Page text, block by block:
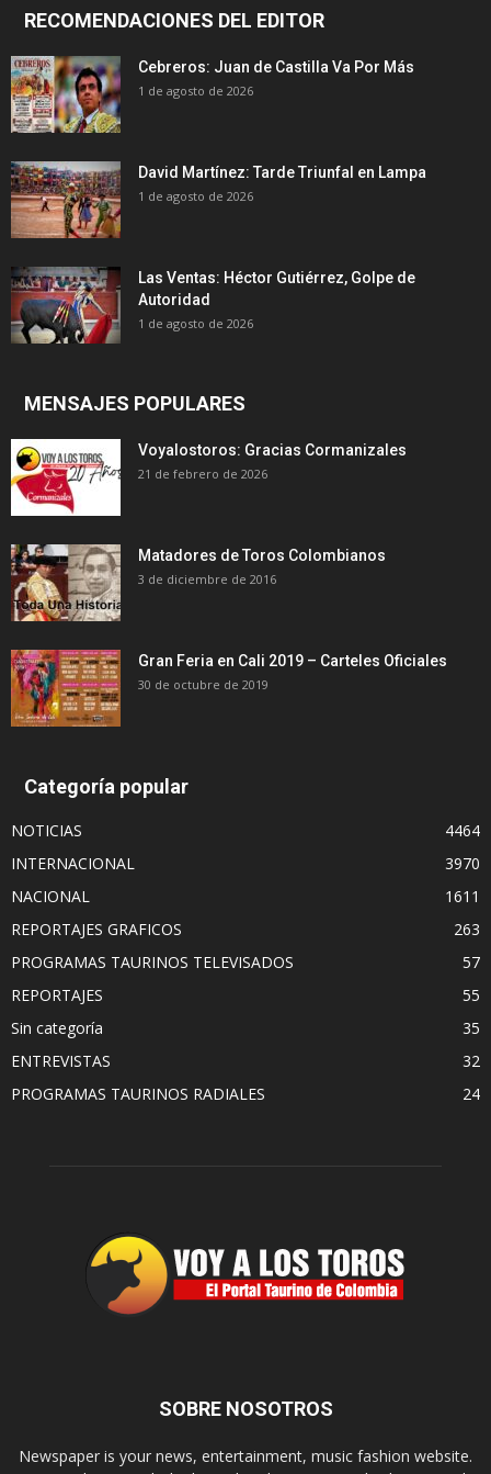
RECOMENDACIONES DEL EDITOR
Cebreros: Juan de Castilla Va Por Más
1 de agosto de 2026
David Martínez: Tarde Triunfal en Lampa
1 de agosto de 2026
Las Ventas: Héctor Gutiérrez, Golpe de
Autoridad
1 de agosto de 2026
MENSAJES POPULARES
Voyalostoros: Gracias Cormanizales
21 de febrero de 2026
Matadores de Toros Colombianos
3 de diciembre de 2016
Gran Feria en Cali 2019 – Carteles Oficiales
30 de octubre de 2019
Categoría popular
NOTICIAS
4464
INTERNACIONAL
3970
NACIONAL
1611
REPORTAJES GRAFICOS
263
PROGRAMAS TAURINOS TELEVISADOS
57
REPORTAJES
55
Sin categoría
35
ENTREVISTAS
32
PROGRAMAS TAURINOS RADIALES
24
SOBRE NOSOTROS
Newspaper is your news, entertainment, music fashion website.